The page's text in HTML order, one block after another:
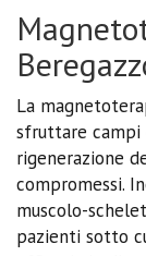
La
sfruttare
rigenerazione
compromessi.
muscolo-
pazienti sotto